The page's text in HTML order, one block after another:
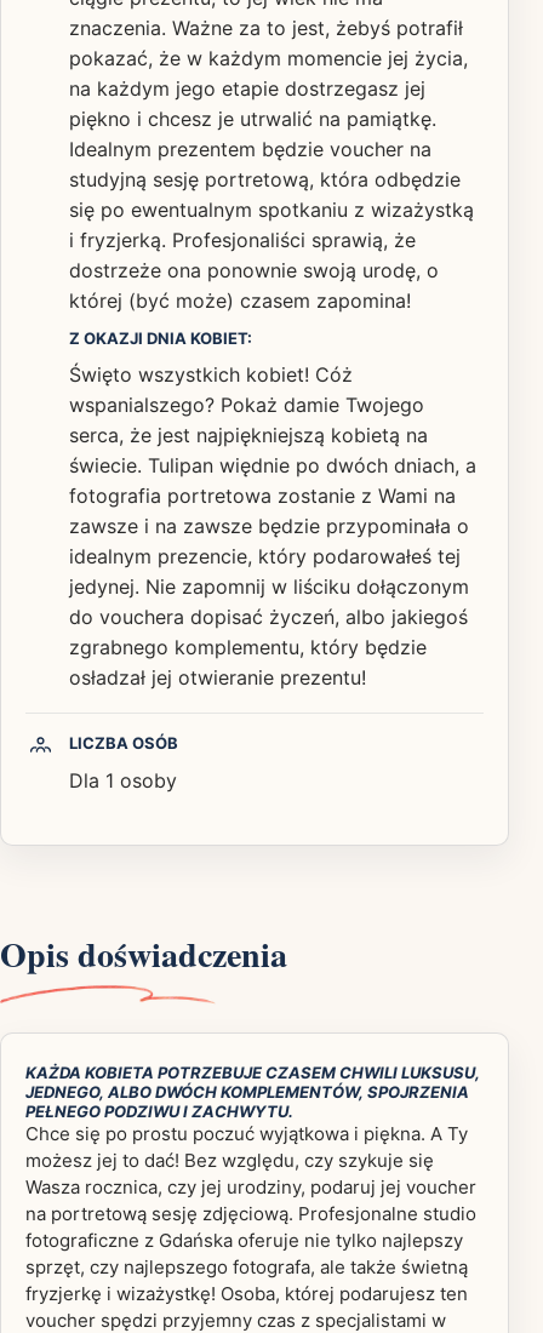
znaczenia. Ważne za to jest, żebyś potrafił
pokazać, że w każdym momencie jej życia,
na każdym jego etapie dostrzegasz jej
piękno i chcesz je utrwalić na pamiątkę.
Idealnym prezentem będzie voucher na
studyjną sesję portretową, która odbędzie
się po ewentualnym spotkaniu z wizażystką
i fryzjerką. Profesjonaliści sprawią, że
dostrzeże ona ponownie swoją urodę, o
której (być może) czasem zapomina!
Z OKAZJI DNIA KOBIET:
Święto wszystkich kobiet! Cóż
wspanialszego? Pokaż damie Twojego
serca, że jest najpiękniejszą kobietą na
świecie. Tulipan więdnie po dwóch dniach, a
fotografia portretowa zostanie z Wami na
zawsze i na zawsze będzie przypominała o
idealnym prezencie, który podarowałeś tej
jedynej. Nie zapomnij w liściku dołączonym
do vouchera dopisać życzeń, albo jakiegoś
zgrabnego komplementu, który będzie
osładzał jej otwieranie prezentu!
LICZBA OSÓB
Dla 1 osoby
Opis doświadczenia
KAŻDA KOBIETA POTRZEBUJE CZASEM CHWILI LUKSUSU,
JEDNEGO, ALBO DWÓCH KOMPLEMENTÓW, SPOJRZENIA
PEŁNEGO PODZIWU I ZACHWYTU.
Chce się po prostu poczuć wyjątkowa i piękna. A Ty
możesz jej to dać! Bez względu, czy szykuje się
Wasza rocznica, czy jej urodziny, podaruj jej voucher
na portretową sesję zdjęciową. Profesjonalne studio
fotograficzne z Gdańska oferuje nie tylko najlepszy
sprzęt, czy najlepszego fotografa, ale także świetną
fryzjerkę i wizażystkę! Osoba, której podarujesz ten
voucher spędzi przyjemny czas z specjalistami w